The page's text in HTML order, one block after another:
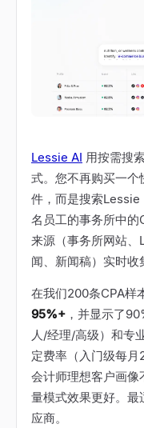
Lessie AI 用按需搜
式。您不再购买一个
件，而是搜索Lessie
名员工的事务所中的
来源（事务所网站
闻、新闻稿）实时收
在我们200条CPA样
95%+ ，并显示了
人/经理/高级）和专
定费率（入门级每
会计师理想客户画
量模式效果更好。
应商。